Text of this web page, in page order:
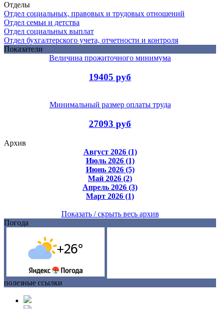
Отделы
Отдел социальных, правовых и трудовых отношений
Отдел семьи и детства
Отдел социальных выплат
Отдел бухгалтерского учета, отчетности и контроля
Показатели
Величина прожиточного минимума
19405 руб
Минимальный размер оплаты труда
27093 руб
Архив
Август 2026 (1)
Июль 2026 (1)
Июнь 2026 (5)
Май 2026 (2)
Апрель 2026 (3)
Март 2026 (1)
Показать / скрыть весь архив
Погода
полезные ссылки